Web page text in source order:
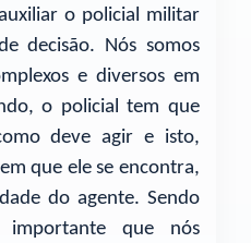
o policial militar
decisão. Nós somos
e diversos em
o policial tem que
deve agir e isto,
que ele se encontra,
do agente. Sendo
importante que nós